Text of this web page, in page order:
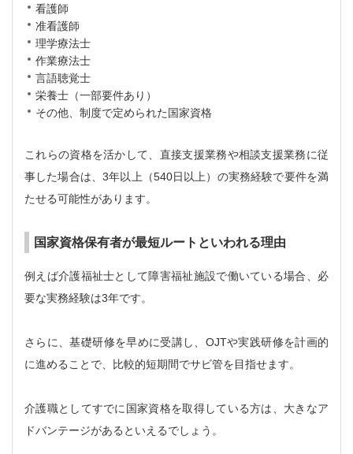
看護師
准看護師
理学療法士
作業療法士
言語聴覚士
栄養士（一部要件あり）
その他、制度で定められた国家資格
これらの資格を活かして、直接支援業務や相談支援業務に従
事した場合は、3年以上（540日以上）の実務経験で要件を満
たせる可能性があります。
国家資格保有者が最短ルートといわれる理由
例えば介護福祉士として障害福祉施設で働いている場合、必
要な実務経験は3年です。
さらに、基礎研修を早めに受講し、OJTや実践研修を計画的
に進めることで、比較的短期間でサビ管を目指せます。
介護職としてすでに国家資格を取得している方は、大きなア
ドバンテージがあるといえるでしょう。